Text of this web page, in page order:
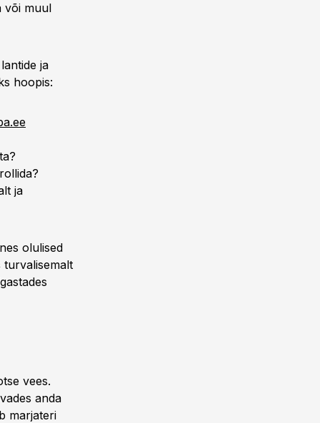
või muul
ja
hoopis:
ja
olulised
turvalisemalt
vees.
anda
marjateri